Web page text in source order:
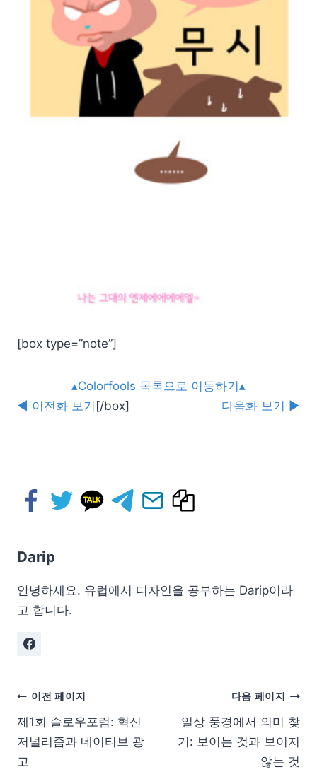
[box type=”note”]
▴Colorfools 목록으로 이동하기▴
◀ 이전화 보기
다음화 보기 ▶
[/box]
Darip
안녕하세요. 유럽에서 디자인을 공부하는 Darip이라
고 합니다.
이전 페이지
제1회 슬로우포럼: 혁신
저널리즘과 네이티브 광
고
다음 페이지
일상 풍경에서 의미 찾
기: 보이는 것과 보이지
않는 것